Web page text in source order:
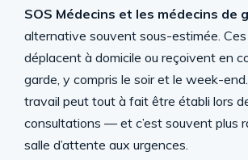
SOS Médecins et les médecins de
alternative souvent sous-estimée.
déplacent à domicile ou reçoivent en
garde, y compris le soir et le week-
travail peut tout à fait être établi lors
consultations — et c’est souvent plus
salle d’attente aux urgences.